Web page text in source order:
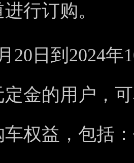
行订购。
20日到2024
定金的用户，
车权益，包括